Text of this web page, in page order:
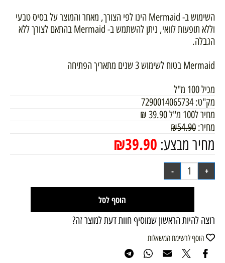
השימוש ב- Mermaid הינו לפי הצורך, מאחר והמוצר על בסיס טבעי
וללא תופעות לוואי, ניתן להשתמש ב- Mermaid בהתאם לצורך ללא
הגבלה.
Mermaid בטוח לשימוש 3 שנים מתאריך הפתיחה
מכיל 100 מ"ל
מק"ט: 7290014065734
מחיר ל100 מ"ל
39.90
₪
מחיר:
₪54.90
מחיר מבצע: ₪39.90
הוסף לסל
רוצה להיות הראשון שמוסיף חוות דעת למוצר זה?
הוסף לרשימת המשאלות